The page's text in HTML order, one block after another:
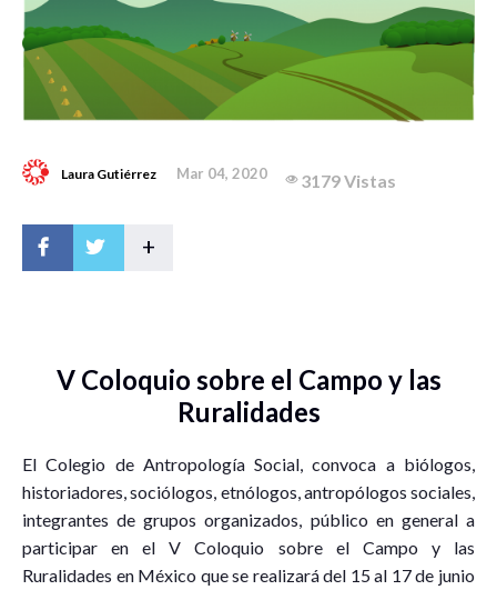
Laura Gutiérrez Mar 04, 2020 3179 Vistas
+
V Coloquio sobre el Campo y las
Ruralidades
El Colegio de Antropología Social, convoca a biólogos,
historiadores, sociólogos, etnólogos, antropólogos sociales,
integrantes de grupos organizados, público en general a
participar en el V Coloquio sobre el Campo y las
Ruralidades en México que se realizará del 15 al 17 de junio